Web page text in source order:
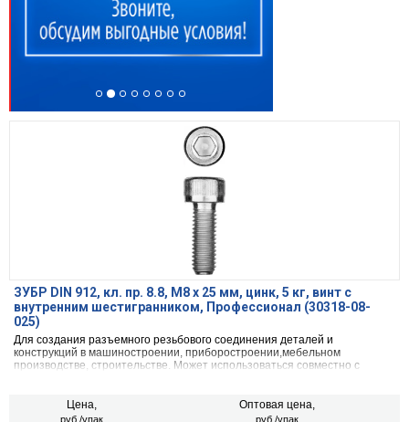
ЗУБР DIN 912, кл. пр. 8.8, М8 х 25 мм, цинк, 5 кг, винт с
внутренним шестигранником, Профессионал (30318-08-
025)
Для создания разъемного резьбового соединения деталей и
конструкций в машиностроении, приборостроении,мебельном
производстве, строительстве. Может использоваться совместно с
Цена,
руб./упак
Оптовая цена,
руб./упак